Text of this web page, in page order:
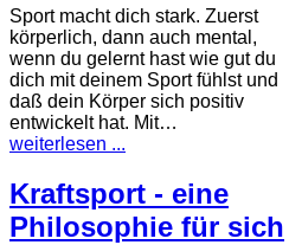
Sport macht dich stark. Zuerst
körperlich, dann auch mental,
wenn du gelernt hast wie gut du
dich mit deinem Sport fühlst und
daß dein Körper sich positiv
entwickelt hat. Mit…
weiterlesen ...
Kraftsport - eine
Philosophie für sich